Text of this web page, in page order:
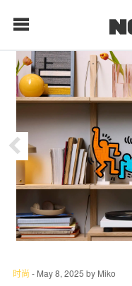
时尚 - May 8, 2025 by Miko